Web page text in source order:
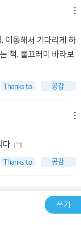
이동해서 기다리게 하
책. 물끄러미 바라보
다
쓰기